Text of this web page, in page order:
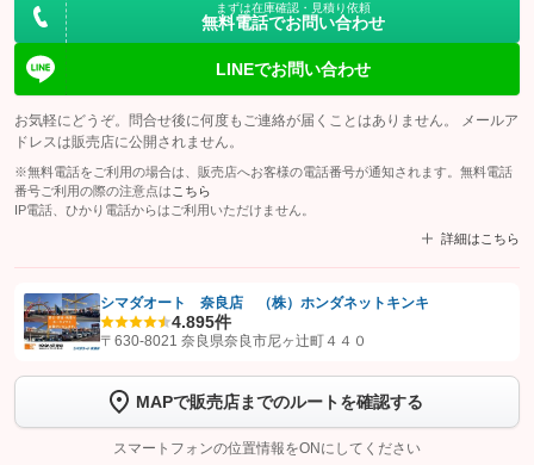
まずは在庫確認・見積り依頼
無料電話でお問い合わせ
LINEでお問い合わせ
お気軽にどうぞ。問合せ後に何度もご連絡が届くことはありません。 メールア
ドレスは販売店に公開されません。
※無料電話をご利用の場合は、販売店へお客様の電話番号が通知されます。無料電話
番号ご利用の際の注意点は こちら
IP電話、ひかり電話からはご利用いただけません。
詳細はこちら
【STEP1】認証画面でグーネットを友だち追加してから「許可する」ボタンを押
トーク画面で
ボタンをタップして問い合わせを
完了してください。
シマダオート 奈良店 （株）ホンダネットキンキ
4.895件
〒630-8021 奈良県奈良市尼ヶ辻町４４０
MAPで販売店までのルートを確認する
スマートフォンの位置情報をONにしてください